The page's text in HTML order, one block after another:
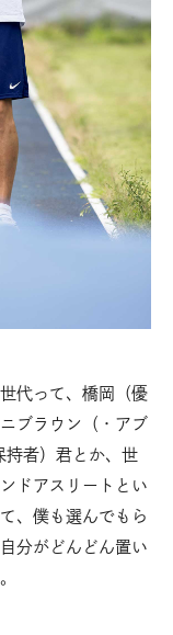
代って、橋岡（優
ブラウン（・アブ
持者）君とか、世
ドアスリートとい
、僕も選んでもら
分がどんどん置い